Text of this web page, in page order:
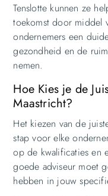
Tenslotte kunnen ze
toekomst door middel
ondernemers een
gezondheid en de
nemen.
Hoe Kies je de
Maastricht?
Het kiezen van de
stap voor elke
op de kwalificaties en
goede adviseur moet
hebben in jouw